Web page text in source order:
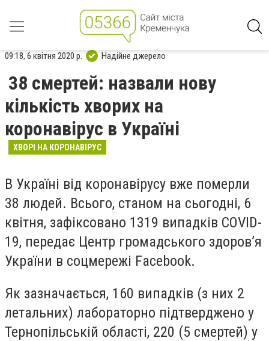
09:18, 6 квітня 2020 р. Надійне джерело
38 смертей: назвали нову
кількість хворих на
коронавірус в Україні
ХВОРІ НА КОРОНАВІРУС
В Україні від коронавірусу вже померли
38 людей. Всього, станом на сьогодні, 6
квітня, зафіксовано 1319 випадків COVID-
19, передає Центр громадського здоров’я
України в соцмережі Facebook.
Як зазначається, 160 випадків (з них 2
летальних) лабораторно підтверджено у
Тернопільській області, 220 (5 смертей) у